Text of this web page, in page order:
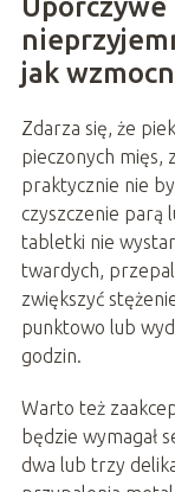
jak
Zdarza się, że
pieczonych mięs,
praktycznie nie
czyszczenie parą
tabletki nie
twardych,
zwiększyć
punktowo lub
godzin.
Warto też
będzie wymagał
dwa lub trzy